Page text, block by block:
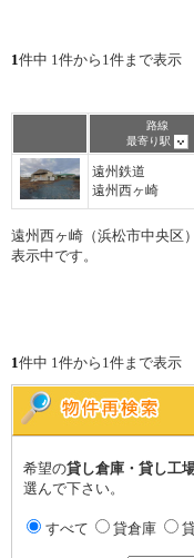
1件中 1件から1件まで表示
路線
最寄り駅
遠州鉄道
遠州西ヶ崎
遠州西ヶ崎（浜松市中央区
表示中です。
1件中 1件から1件まで表示
希望の貸し倉庫・貸し工
選んで下さい。
すべて 貸倉庫